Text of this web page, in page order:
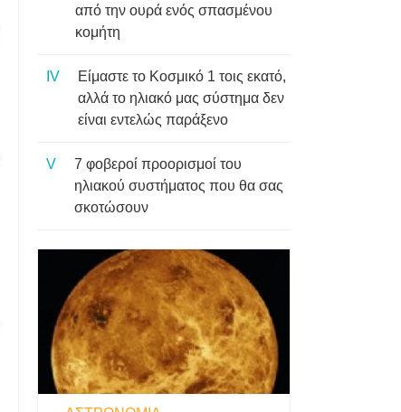
από την ουρά ενός σπασμένου
κομήτη
Είμαστε το Κοσμικό 1 τοις εκατό,
αλλά το ηλιακό μας σύστημα δεν
είναι εντελώς παράξενο
7 φοβεροί προορισμοί του
ηλιακού συστήματος που θα σας
σκοτώσουν